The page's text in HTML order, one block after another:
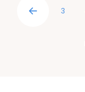
Pagina
Pagina
3